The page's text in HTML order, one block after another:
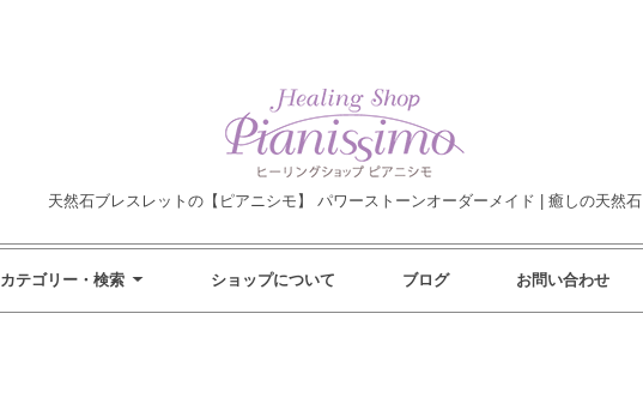
天然石ブレスレットの【ピアニシモ】 パワーストーンオーダーメイド | 癒しの天然石
カテゴリー・検索 ショップについて ブログ お問い合わせ